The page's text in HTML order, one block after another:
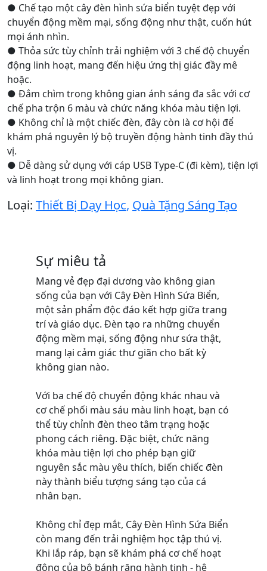
● Chế tạo một cây đèn hình sứa biển tuyệt đẹp với
chuyển động mềm mại, sống động như thật, cuốn hút
mọi ánh nhìn.
● Thỏa sức tùy chỉnh trải nghiệm với 3 chế độ chuyển
động linh hoạt, mang đến hiệu ứng thị giác đầy mê
hoặc.
● Đắm chìm trong không gian ánh sáng đa sắc với cơ
chế pha trộn 6 màu và chức năng khóa màu tiện lợi.
● Không chỉ là một chiếc đèn, đây còn là cơ hội để
khám phá nguyên lý bộ truyền động hành tinh đầy thú
vị.
● Dễ dàng sử dụng với cáp USB Type-C (đi kèm), tiện lợi
và linh hoạt trong mọi không gian.
Loại: Thiết Bị Dạy Học, Quà Tặng Sáng Tạo
Sự miêu tả
Mang vẻ đẹp đại dương vào không gian
sống của bạn với Cây Đèn Hình Sứa Biển,
một sản phẩm độc đáo kết hợp giữa trang
trí và giáo dục. Đèn tạo ra những chuyển
động mềm mại, sống động như sứa thật,
mang lại cảm giác thư giãn cho bất kỳ
không gian nào.
Với ba chế độ chuyển động khác nhau và
cơ chế phối màu sáu màu linh hoạt, bạn có
thể tùy chỉnh đèn theo tâm trạng hoặc
phong cách riêng. Đặc biệt, chức năng
khóa màu tiện lợi cho phép bạn giữ
nguyên sắc màu yêu thích, biến chiếc đèn
này thành biểu tượng sáng tạo của cá
nhân bạn.
Không chỉ đẹp mắt, Cây Đèn Hình Sứa Biển
còn mang đến trải nghiệm học tập thú vị.
Khi lắp ráp, bạn sẽ khám phá cơ chế hoạt
động của bộ bánh răng hành tinh - hệ